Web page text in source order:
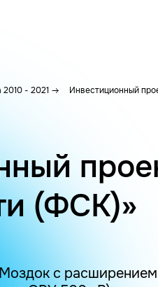
- 2021 Инвестиционный
(ФСК)»
с